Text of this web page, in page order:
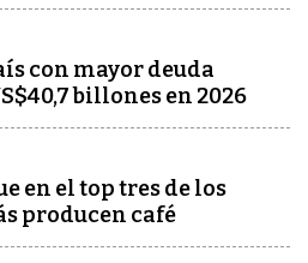
con mayor deuda
billones en 2026
en el top tres de los
producen café